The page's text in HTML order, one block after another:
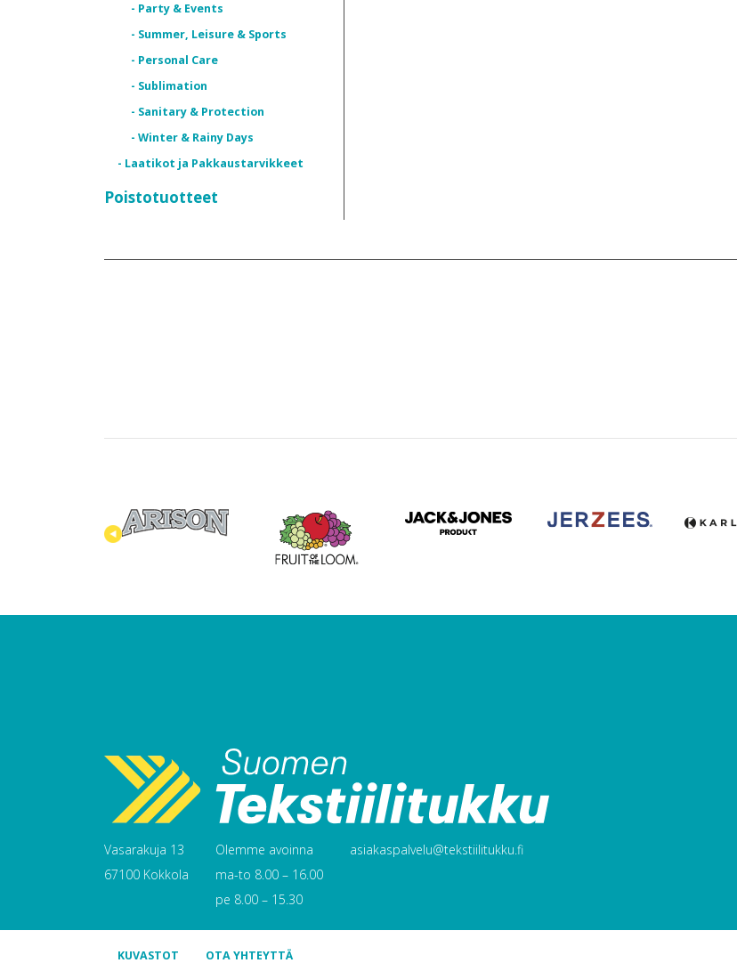
- Party & Events
- Summer, Leisure & Sports
- Personal Care
- Sublimation
- Sanitary & Protection
- Winter & Rainy Days
- Laatikot ja Pakkaustarvikkeet
Poistotuotteet
Vasarakuja 13
67100 Kokkola
Olemme avoinna
ma-to 8.00 – 16.00
pe 8.00 – 15.30
asiakaspalvelu@tekstiilitukku.fi
KUVASTOT OTA YHTEYTTÄ